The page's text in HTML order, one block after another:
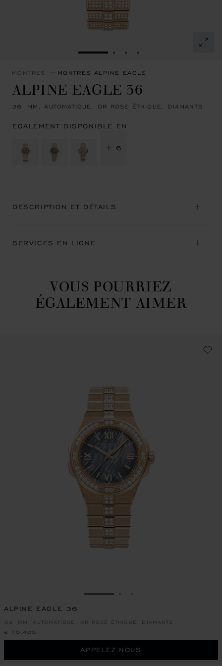
ALLER À LA DIAPOSITIVE 1
ALLER À LA DIAPOSITIVE
ALLER À LA
ALLER À LA
MONTRES MONTRES ALPINE EAGLE
ALPINE EAGLE 36
36 MM, AUTOMATIQUE, OR ROSE ÉTHIQUE, DIAMANTS
EGALEMENT DISPONIBLE EN
+ 6
DESCRIPTION ET DÉTAILS
SERVICES EN LIGNE
VOUS POURRIEZ
ÉGALEMENT AIMER
ALLER À LA DIAPOSITIVE 1
ALPINE EAGLE 36
36 MM, AUTOMATIQUE, OR ROSE ÉTHIQUE, DIAMANTS
€ 70,400
APPELEZ-NOUS